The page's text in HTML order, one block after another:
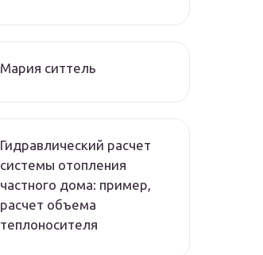
Мария ситтель
Гидравлический расчет
системы отопления
частного дома: пример,
расчет объема
теплоносителя